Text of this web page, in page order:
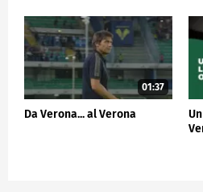
una notte di mezza estate",
l'omonima commedia
CULTURA
01:37
Da Verona... al Verona